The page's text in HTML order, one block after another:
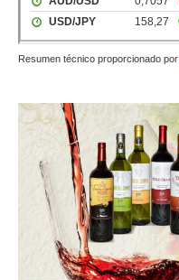
Resumen técnico proporcionado por